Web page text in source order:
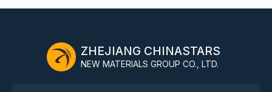
ZHEJIANG CHINASTARS
NEW MATERIALS GROUP CO., LTD.